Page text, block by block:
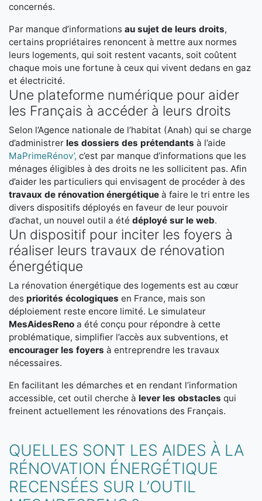
concernés.
Par manque d’informations au sujet de leurs droits,
certains propriétaires renoncent à mettre aux normes
leurs logements, qui soit restent vacants, soit coûtent
chaque mois une fortune à ceux qui vivent dedans en gaz
et électricité.
Une plateforme numérique pour aider
les Français à accéder à leurs droits
Selon l’Agence nationale de l’habitat (Anah) qui se charge
d’administrer les dossiers des prétendants à l’aide
MaPrimeRénov’, c’est par manque d’informations que les
ménages éligibles à des droits ne les sollicitent pas. Afin
d’aider les particuliers qui envisagent de procéder à des
travaux de rénovation énergétique à faire le tri entre les
divers dispositifs déployés en faveur de leur pouvoir
d’achat, un nouvel outil a été déployé sur le web.
Un dispositif pour inciter les foyers à
réaliser leurs travaux de rénovation
énergétique
La rénovation énergétique des logements est au cœur
des priorités écologiques en France, mais son
déploiement reste encore limité. Le simulateur
MesAidesReno a été conçu pour répondre à cette
problématique, simplifier l’accès aux subventions, et
encourager les foyers à entreprendre les travaux
nécessaires.
En facilitant les démarches et en rendant l’information
accessible, cet outil cherche à lever les obstacles qui
freinent actuellement les rénovations des Français.
QUELLES SONT LES AIDES À LA
RÉNOVATION ÉNERGÉTIQUE
RECENSÉES SUR L’OUTIL